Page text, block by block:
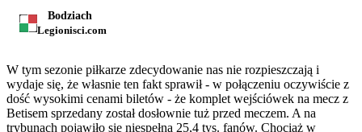
Bodziach
Legionisci.com
W tym sezonie piłkarze zdecydowanie nas nie rozpieszczają i
wydaje się, że własnie ten fakt sprawił - w połączeniu oczywiście z
dość wysokimi cenami biletów - że komplet wejściówek na mecz z
Betisem sprzedany został dosłownie tuż przed meczem. A na
trybunach pojawiło się niespełna 25,4 tys. fanów. Chociaż w